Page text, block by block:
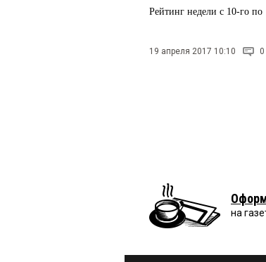
Рейтинг недели с 10-го
19 апреля 2017 10:10 0
на